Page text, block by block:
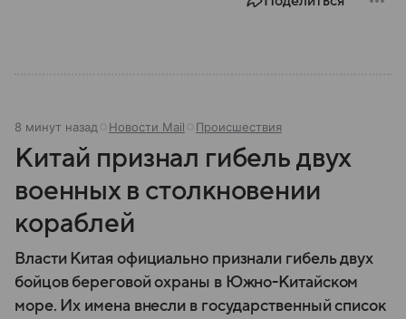
8 минут назад Новости Mail Происшествия
Китай признал гибель двух
военных в столкновении
кораблей
Власти Китая официально признали гибель двух
бойцов береговой охраны в Южно-Китайском
море. Их имена внесли в государственный список